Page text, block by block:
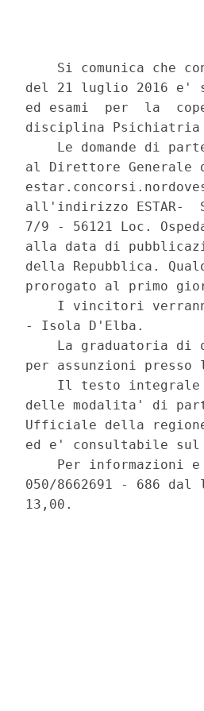
Si comunica che
del 21 luglio 2016 e'
ed esami  per  la
disciplina Psichiatria
Le domande di
al Direttore Generale
all'indirizzo ESTAR-
7/9 - 56121 Loc.
alla data di
della Repubblica.
prorogato al primo
I vincitori
- Isola D'Elba.
La graduatoria di
per assunzioni
Il testo
delle modalita' di
Ufficiale della
ed e' consultabile
Per informazioni
050/8662691 - 686
13,00.